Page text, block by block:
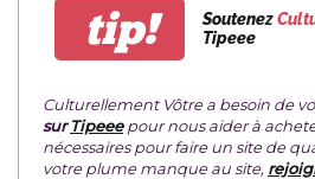
tip! Soutenez
Tipeee
Culturellement Vôtre a besoin de
surTipeeepour nous aider à
nécessaires pour faire un site de
votre plume manque au site,